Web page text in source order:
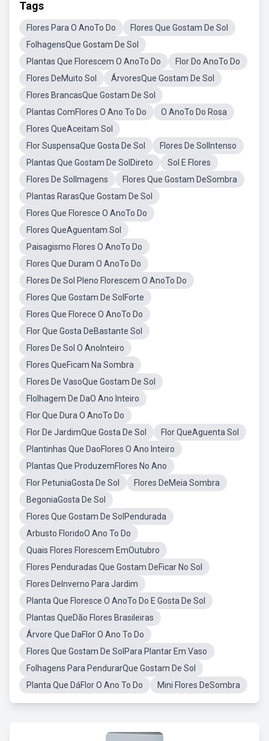
Tags
Flores Para O AnoTo Do
Flores Que Gostam De Sol
FolhagensQue Gostam De Sol
Plantas Que Florescem O AnoTo Do
Flor Do AnoTo Do
Flores DeMuito Sol
ÁrvoresQue Gostam De Sol
Flores BrancasQue Gostam De Sol
Plantas ComFlores O Ano To Do
O AnoTo Do Rosa
Flores QueAceitam Sol
Flor SuspensaQue Gosta De Sol
Flores De SolIntenso
Plantas Que Gostam De SolDireto
Sol E Flores
Flores De SolImagens
Flores Que Gostam DeSombra
Plantas RarasQue Gostam De Sol
Flores Que Floresce O AnoTo Do
Flores QueAguentam Sol
Paisagismo Flores O AnoTo Do
Flores Que Duram O AnoTo Do
Flores De Sol Pleno Florescem O AnoTo Do
Flores Que Gostam De SolForte
Flores Que Florece O AnoTo Do
Flor Que Gosta DeBastante Sol
Flores De Sol O AnoInteiro
Flores QueFicam Na Sombra
Flores De VasoQue Gostam De Sol
Flolhagem De DaO Ano Inteiro
Flor Que Dura O AnoTo Do
Flor De JardimQue Gosta De Sol
Flor QueAguenta Sol
Plantinhas Que DaoFlores O Ano Inteiro
Plantas Que ProduzemFlores No Ano
Flor PetuniaGosta De Sol
Flores DeMeia Sombra
BegoniaGosta De Sol
Flores Que Gostam De SolPendurada
Arbusto FloridoO Ano To Do
Quais Flores Florescem EmOutubro
Flores Penduradas Que Gostam DeFicar No Sol
Flores DeInverno Para Jardim
Planta Que Floresce O AnoTo Do E Gosta De Sol
Plantas QueDão Flores Brasileiras
Árvore Que DaFlor O Ano To Do
Flores Que Gostam De SolPara Plantar Em Vaso
Folhagens Para PendurarQue Gostam De Sol
Planta Que DáFlor O Ano To Do
Mini Flores DeSombra